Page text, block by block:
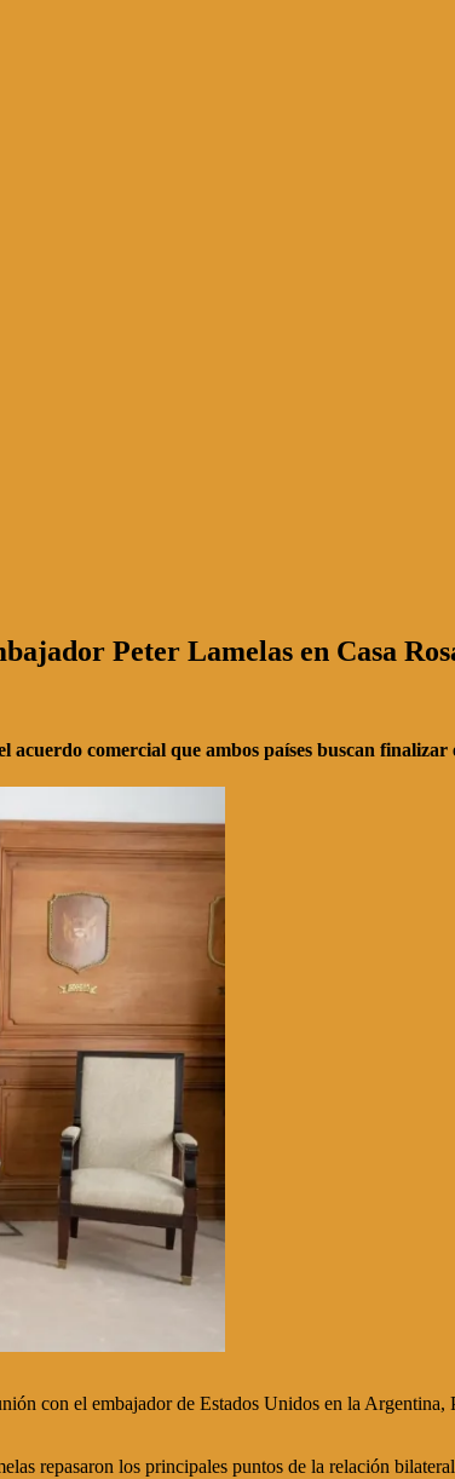
Peter Lamelas en Casa
acuerdo comercial que ambos países buscan finalizar
con el embajador de Estados Unidos en la
repasaron los principales puntos de la relación